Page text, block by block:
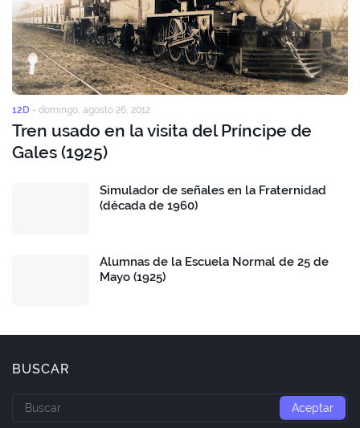
12D - domingo, agosto 26, 2012
Tren usado en la visita del Príncipe de
Gales (1925)
Simulador de señales en la Fraternidad
(década de 1960)
Alumnas de la Escuela Normal de 25 de
Mayo (1925)
BUSCAR